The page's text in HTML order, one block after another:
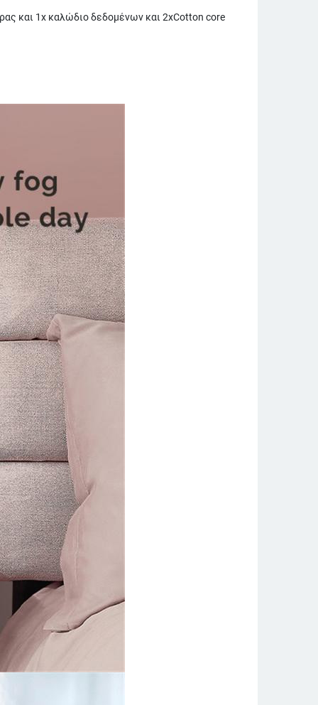
και 1x καλώδιο δεδομένων και 2xCotton core